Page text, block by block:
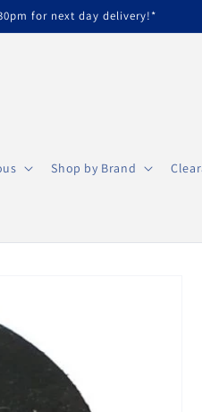
for next day delivery!*
Shop by Brand